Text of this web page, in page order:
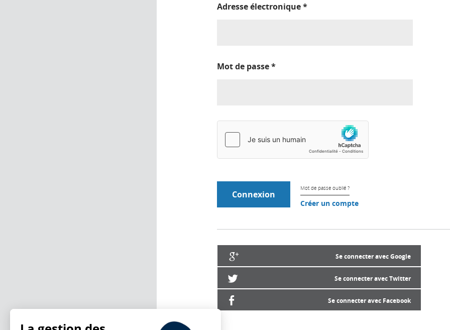
Adresse électronique*
Mot de passe*
Mot de passe oublié ?
Créer un compte
Se connecter avec Google
Se connecter avec Twitter
Se connecter avec Facebook